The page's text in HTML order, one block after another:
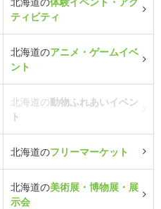
ティビティ
北海道のアニメ・ゲームイベ
ント
北海道の動物ふれあいイベン
ト
北海道のフリーマーケット
北海道の美術展・博物展・展
示会